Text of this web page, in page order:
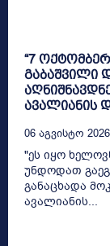
“7
გაბაშვილი
ავალიანის
06 Აგვისტო
"ეს იყო
უნდოდათ
განაცხადა
ავალიანის...